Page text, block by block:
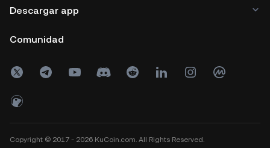
Descargar app
Comunidad
Copyright © 2017 - 2026 KuCoin.com. All Rights Reserved.